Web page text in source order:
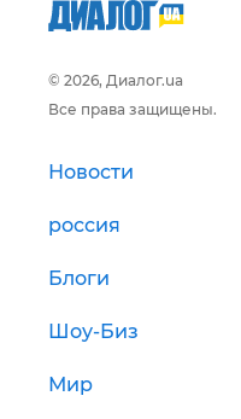
© 2026, Диалог.ua
Все права защищены.
Новости
россия
Блоги
Шоу-Биз
Мир